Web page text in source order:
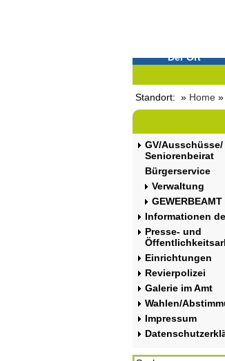
Der Ort
Standort: » Home »
GV/Ausschüsse/
Seniorenbeirat
Bürgerservice
Verwaltung
Informationen
Presse- und
Einrichtungen
Revierpolizei
Galerie im Amt
Wahlen/
Impressum